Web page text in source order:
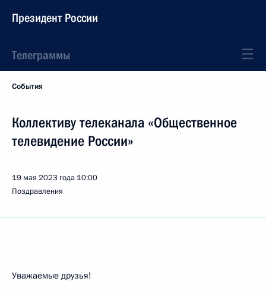
Президент России
Телеграммы
События
Коллективу телеканала «Общественное
телевидение России»
19 мая 2023 года 10:00
Поздравления
Уважаемые друзья!